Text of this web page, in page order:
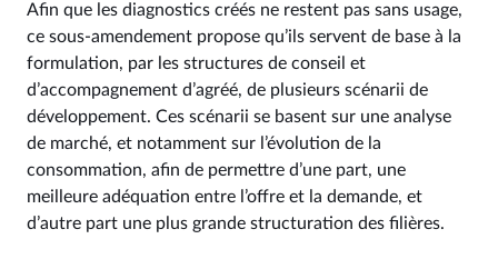
Afin que les diagnostics créés ne restent pas sans usage,
ce sous-amendement propose qu’ils servent de base à la
formulation, par les structures de conseil et
d’accompagnement d’agréé, de plusieurs scénarii de
développement. Ces scénarii se basent sur une analyse
de marché, et notamment sur l’évolution de la
consommation, afin de permettre d’une part, une
meilleure adéquation entre l’offre et la demande, et
d’autre part une plus grande structuration des filières.